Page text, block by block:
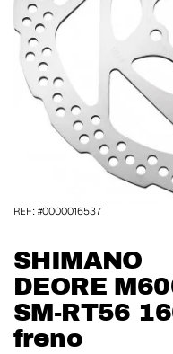
SHIMANO
DEORE
SM-RT56
freno
REF: #0000016537